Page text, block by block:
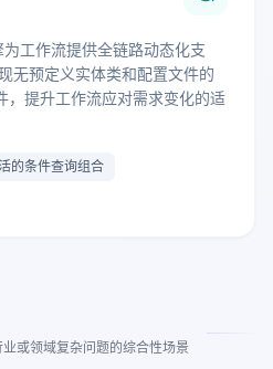
工作流提供全链路动态化支
无预定义实体类和配置文件的
，提升工作流应对需求变化的适
的条件查询组合
或领域复杂问题的综合性场景